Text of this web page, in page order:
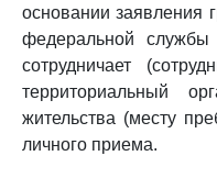
основании заявления
федеральной службы
сотрудничает
территориальный
жительства (месту
личного приема.